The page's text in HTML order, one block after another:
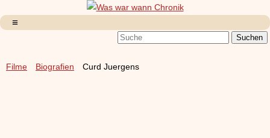
Filme Biografien Curd Juergens